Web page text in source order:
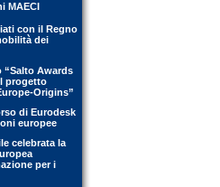
MAECI
con il Regno
dei
“Salto Awards
progetto
Origins”
di Eurodesk
europee
celebrata la
per i